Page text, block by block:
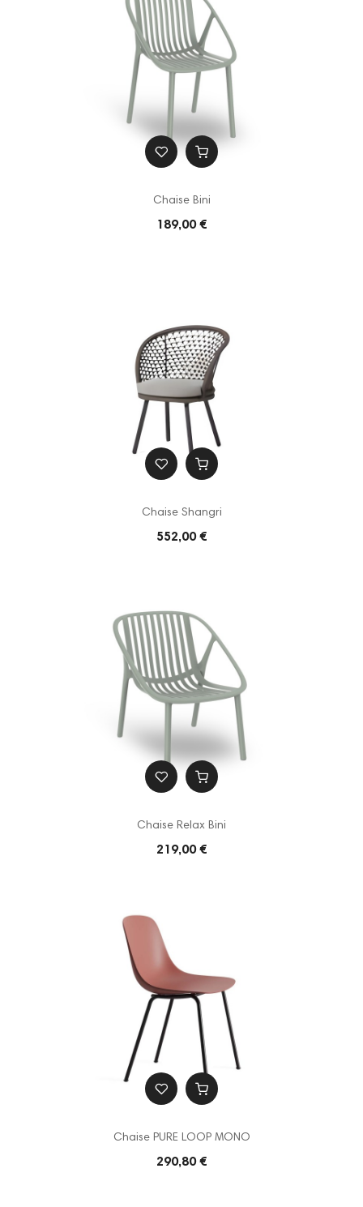
Chaise Bini
189,00 €
Chaise Shangri
552,00 €
Chaise Relax Bini
219,00 €
Chaise PURE LOOP MONO
290,80 €